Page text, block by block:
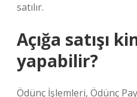
satılır.
Açığa satışı
yapabilir?
Ödünç İşlemleri, Ödünç